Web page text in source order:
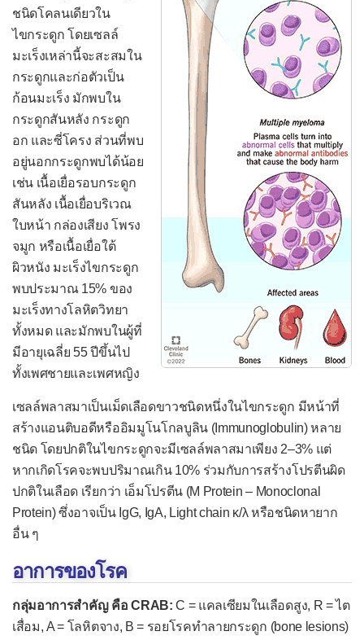
ติ่งเนื้อที่ลำไส้ใหญ่
มะเร็งลำไส้ใหญ่
การตรวจวินิฉัยก้อนที่ตับ
เนื้องอกไม่ร้ายที่ตับ
เนื้องอกร้ายที่ตับ
ติ่งเนื้อที่ถุงน้ำดี
มะเร็งถุงน้ำดี
ระบบปัสสาวะ
เนื้องอกไม่ร้ายที่ไต
มะเร็งไต
เนื้องอกไม่ร้ายที่กระเพาะปัสสาวะ
มะเร็งกระเพาะปัสสาวะ
เนื้องอกไม่ร้ายที่เต้านม
มะเร็งเต้านม
เนื้องอกไม่ร้ายที่รังไข่
มะเร็งรังไข่
มะเร็งมดลูก
เนื้องอกไม่ร้ายที่ปากมดลูก
มะเร็งปากมดลูก
ชนิดโคลนเดียวใน
ไขกระดูก โดยเซลล์
มะเร็งเหล่านี้จะสะสมใน
กระดูกและก่อตัวเป็น
ก้อนมะเร็ง มักพบใน
กระดูกสันหลัง กระดูก
อก และซี่โครง ส่วนที่พบ
อยู่นอกกระดูกพบได้น้อย
เช่น เนื้อเยื่อรอบกระดูก
สันหลัง เนื้อเยื่อบริเวณ
ใบหน้า กล่องเสียง โพรง
จมูก หรือเนื้อเยื่อใต้
ผิวหนัง มะเร็งไขกระดูก
พบประมาณ 15% ของ
มะเร็งทางโลหิตวิทยา
ทั้งหมด และมักพบในผู้ที่
มีอายุเฉลี่ย 55 ปีขึ้นไป
ทั้งเพศชายและเพศหญิง
เซลล์พลาสมาเป็นเม็ดเลือดขาวชนิดหนึ่งในไขกระดูก มีหน้าที่
สร้างแอนติบอดีหรืออิมมูโนโกลบูลิน (Immunoglobulin) หลาย
ชนิด โดยปกติในไขกระดูกจะมีเซลล์พลาสมาเพียง 2–3% แต่
หากเกิดโรคจะพบปริมาณเกิน 10% ร่วมกับการสร้างโปรตีนผิด
ปกติในเลือด เรียกว่า เอ็มโปรตีน (M Protein – Monoclonal
Protein) ซึ่งอาจเป็น IgG, IgA, Light chain κ/λ หรือชนิดหายาก
อื่น ๆ
อาการของโรค
กลุ่มอาการสำคัญ คือ CRAB: C = แคลเซียมในเลือดสูง, R = ไต
เสื่อม, A = โลหิตจาง, B = รอยโรคทำลายกระดูก (bone lesions)